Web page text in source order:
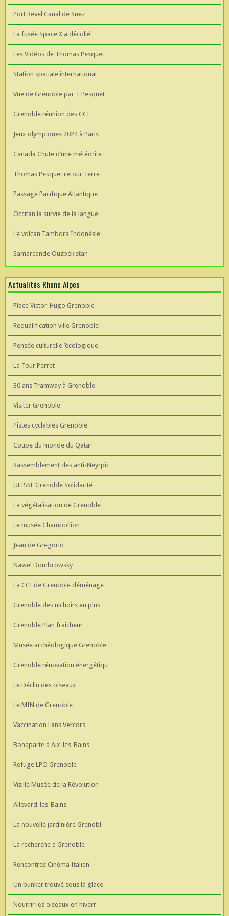
Port Revel Canal de Suez
La fusée Space X a décollé
Les Vidéos de Thomas Pesquet
Station spatiale international
Vue de Grenoble par T Pesquet
Grenoble réunion des CCI
Jeux olympiques 2024 à Paris
Canada Chute d’une météorite
Thomas Pesquet retour Terre
Passage Pacifique Atlantique
Occitan la survie de la langue
Le volcan Tambora Indonésie
Samarcande Ouzbékistan
Actualités Rhone Alpes
Place Victor-Hugo Grenoble
Requalification ville Grenoble
Pensée culturelle ’écologique
La Tour Perret
30 ans Tramway à Grenoble
Visiter Grenoble
Pistes cyclables Grenoble
Coupe du monde du Qatar
Rassemblement des anti-Neyrpic
ULISSE Grenoble Solidarité
La végétalisation de Grenoble
Le musée Champollion
Jean de Gregorio
Nawel Dombrowsky
La CCI de Grenoble déménage
Grenoble des nichoirs en plus
Grenoble Plan fraicheur
Musée archéologique Grenoble
Grenoble rénovation énergétiqu
Le Déclin des oiseaux
Le MIN de Grenoble
Vaccination Lans Vercors
Bonaparte à Aix-les-Bains
Refuge LPO Grenoble
Vizille Musée de la Révolution
Allevard-les-Bains
La nouvelle jardinière Grenobl
La recherche à Grenoble
Rencontres Cinéma Italien
Un bunker trouvé sous la glace
Nourrir les oiseaux en hiverr